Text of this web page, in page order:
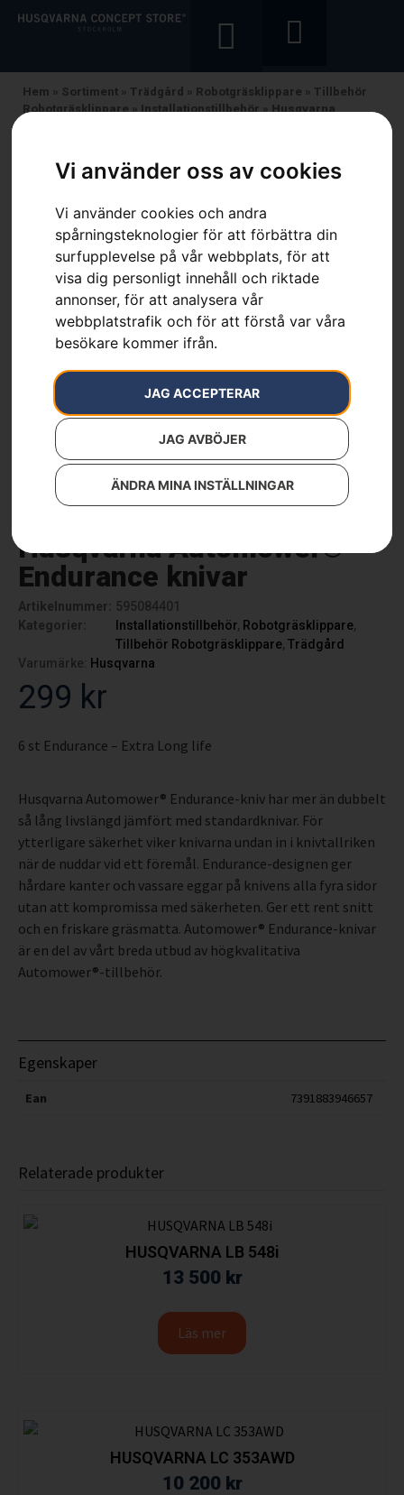
Vi använder oss av cookies
Vi använder cookies och andra
spårningsteknologier för att förbättra din
surfupplevelse på vår webbplats, för att
visa dig personligt innehåll och riktade
annonser, för att analysera vår
webbplatstrafik och för att förstå var våra
besökare kommer ifrån.
JAG ACCEPTERAR
JAG AVBÖJER
ÄNDRA MINA INSTÄLLNINGAR
Hem » Sortiment » Trädgård » Robotgräsklippare » Tillbehör
Robotgräsklippare»Installationstillbehör»Husqvarna
Husqvarna Automower®
Endurance knivar
Artikelnummer:
595084401
Kategorier:
Installationstillbehör, Robotgräsklippare,
Tillbehör Robotgräsklippare, Trädgård
Varumärke:
Husqvarna
299 kr
6 st Endurance – Extra Long life
Husqvarna Automower® Endurance-kniv har mer än dubbelt
så lång livslängd jämfört med standardknivar. För
ytterligare säkerhet viker knivarna undan in i knivtallriken
när de nuddar vid ett föremål. Endurance-designen ger
hårdare kanter och vassare eggar på knivens alla fyra sidor
utan att kompromissa med säkerheten. Ger ett rent snitt
och en friskare gräsmatta. Automower® Endurance-knivar
är en del av vårt breda utbud av högkvalitativa
Automower®-tillbehör.
Egenskaper
Ean 7391883946657
Relaterade produkter
HUSQVARNA LB 548i
13 500 kr
Läs mer
HUSQVARNA LC 353AWD
10 200 kr